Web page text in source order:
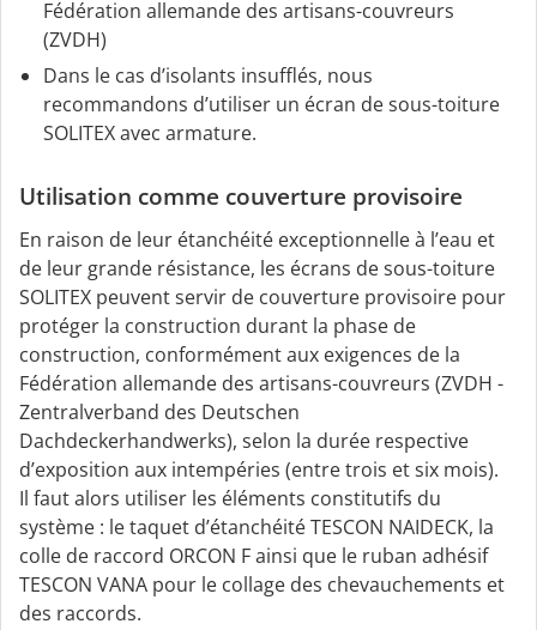
Fédération allemande des artisans-couvreurs
(ZVDH)
Dans le cas d’isolants insufflés, nous
recommandons d’utiliser un écran de sous-toiture
SOLITEX avec armature.
Utilisation comme couverture provisoire
En raison de leur étanchéité exceptionnelle à l’eau et
de leur grande résistance, les écrans de sous-toiture
SOLITEX peuvent servir de couverture provisoire pour
protéger la construction durant la phase de
construction, conformément aux exigences de la
Fédération allemande des artisans-couvreurs (ZVDH -
Zentralverband des Deutschen
Dachdeckerhandwerks), selon la durée respective
d’exposition aux intempéries (entre trois et six mois).
Il faut alors utiliser les éléments constitutifs du
système : le taquet d’étanchéité TESCON NAIDECK, la
colle de raccord ORCON F ainsi que le ruban adhésif
TESCON VANA pour le collage des chevauchements et
des raccords.